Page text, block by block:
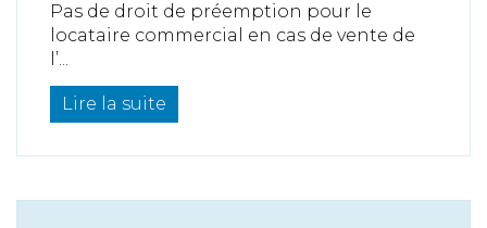
Pas de droit de préemption pour le
locataire commercial en cas de vente de
l’...
Lire la suite